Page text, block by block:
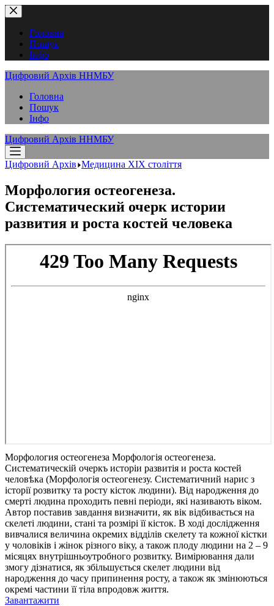
Перейти
до
вмістуГоловна
Пошук
Інфо
Цифровий Архів ННМБУ
Головна
Пошук
Інфо
Цифровий Архів ННМБУ
Цифровий Архів Медицина XІX століття
Морфология остеогенеза.
Систематический очерк истории
развития и роста костей человека
Морфология остеогенеза Морфологія остеогенеза.
Систематическій очеркъ исторіи развитія и роста костей
человѣка (Морфологія остеогенезу. Систематичний нарис з
історії розвитку та росту кісток людини). Від народження до
смерті людина проходить певні періоди, які називають віком.
Автор поставив завдання визначити, як вік відбивається на
скелеті людини, стані та розмірі її кісток. В ході дослідження
вивчалися величина окремих відділів скелету та кожної кістки
у чоловіків і жінок різного віку, а також плоду людини на 2 – 9
місяцях внутрішньоутробного розвитку. Вимірювання дали
змогу дізнатися, як збільшується скелет людини від
народження до часу припинення росту, а також як змінюються
окремі частини її тіла впродовж життя.
Завантажити